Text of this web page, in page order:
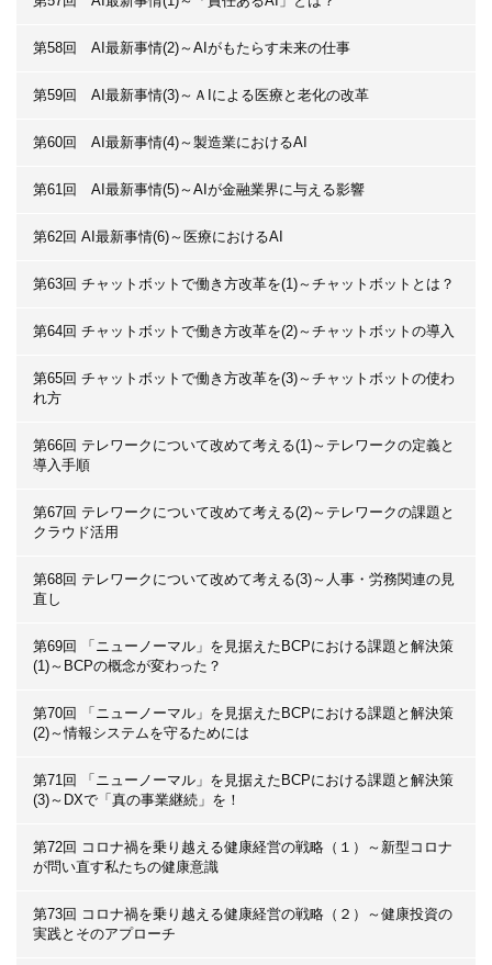
第58回 AI最新事情(2)～AIがもたらす未来の仕事
第59回 AI最新事情(3)～ＡIによる医療と老化の改革
第60回 AI最新事情(4)～製造業におけるAI
第61回 AI最新事情(5)～AIが金融業界に与える影響
第62回 AI最新事情(6)～医療におけるAI
第63回 チャットボットで働き方改革を(1)～チャットボットとは？
第64回 チャットボットで働き方改革を(2)～チャットボットの導入
第65回 チャットボットで働き方改革を(3)～チャットボットの使わ
れ方
第66回 テレワークについて改めて考える(1)～テレワークの定義と
導入手順
第67回 テレワークについて改めて考える(2)～テレワークの課題と
クラウド活用
第68回 テレワークについて改めて考える(3)～人事・労務関連の見
直し
第69回 「ニューノーマル」を見据えたBCPにおける課題と解決策
(1)～BCPの概念が変わった？
第70回 「ニューノーマル」を見据えたBCPにおける課題と解決策
(2)～情報システムを守るためには
第71回 「ニューノーマル」を見据えたBCPにおける課題と解決策
(3)～DXで「真の事業継続」を！
第72回 コロナ禍を乗り越える健康経営の戦略（１）～新型コロナ
が問い直す私たちの健康意識
第73回 コロナ禍を乗り越える健康経営の戦略（２）～健康投資の
実践とそのアプローチ